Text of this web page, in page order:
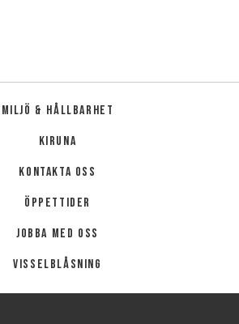
Miljö & hållbarhet
Kiruna
Kontakta oss
Öppettider
Jobba med oss
Visselblåsning